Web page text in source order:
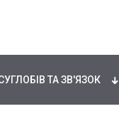
ТА ЗВ'ЯЗОК